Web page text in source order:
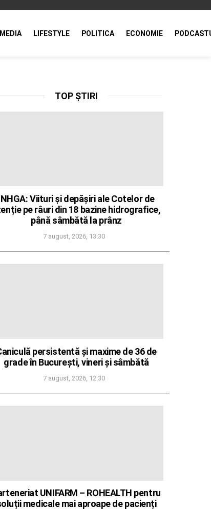
LIFESTYLE POLITICA ECONOMIE
TOP ȘTIRI
Viituri și depășiri ale Cotelor de
pe râuri din 18 bazine hidrografice,
până sâmbătă la prânz
7 august, 2026, 13:30
persistentă și maxime de 36 de
grade în București, vineri și sâmbătă
7 august, 2026, 12:30
UNIFARM – ROHEALTH pentru
medicale mai aproape de pacienți